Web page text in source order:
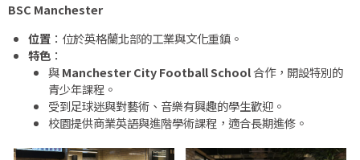
BSC Manchester
位置 ：位於英格蘭北部的工業與文化重鎮。
特色 ：
與Manchester City Football School合作，開設特別的
青少年課程。
受到足球迷與對藝術、音樂有興趣的學生歡迎。
校園提供商業英語與進階學術課程，適合長期進修。